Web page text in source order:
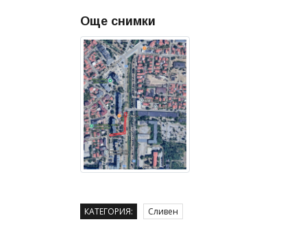
Още снимки
КАТЕГОРИЯ: Сливен